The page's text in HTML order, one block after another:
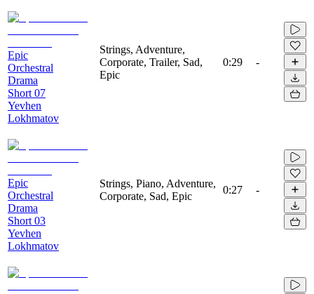
Epic
Orchestral
Drama
Short 07
Yevhen
Lokhmatov
Strings, Adventure,
Corporate, Trailer, Sad,
Epic
0:29 -
Epic
Orchestral
Drama
Short 03
Yevhen
Lokhmatov
Strings, Piano, Adventure,
Corporate, Sad, Epic
0:27 -